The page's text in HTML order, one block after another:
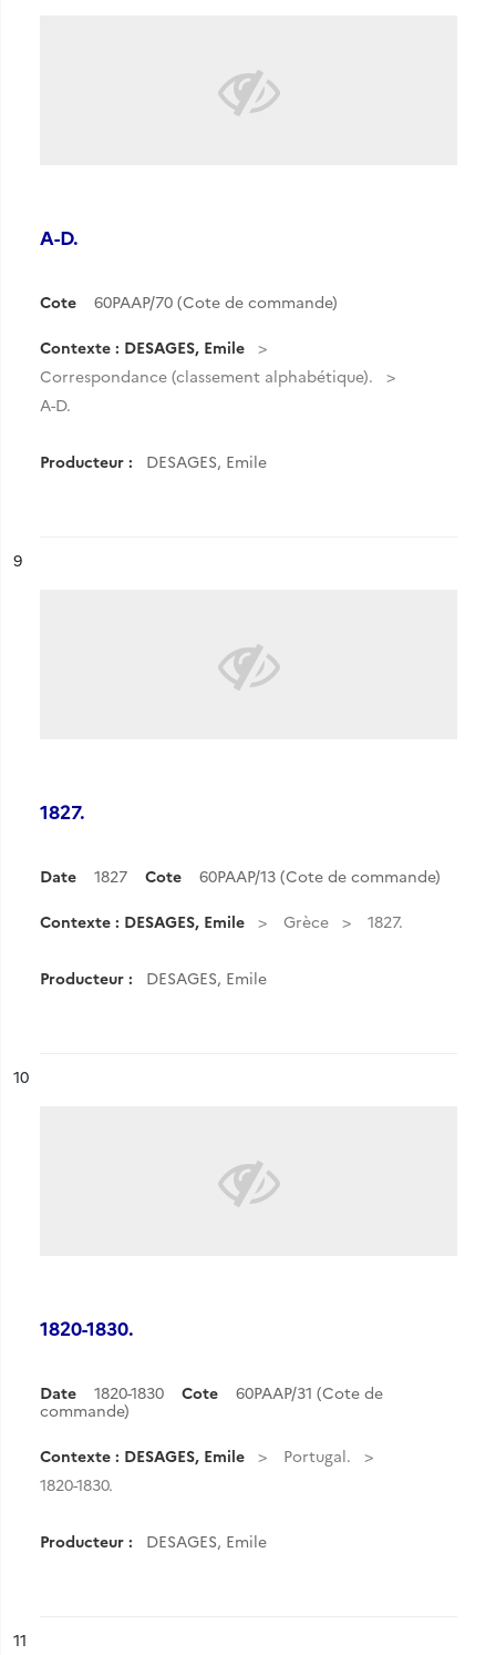
A-D.
Cote 60PAAP/70 (Cote de commande)
Contexte : DESAGES, Emile
Correspondance (classement alphabétique).
A-D.
Producteur : DESAGES, Emile
n°
9
1827.
Date 1827 Cote 60PAAP/13 (Cote de commande)
Contexte : DESAGES, Emile Grèce 1827.
Producteur : DESAGES, Emile
n°
10
1820-1830.
Date 1820-1830 Cote
60PAAP/31 (Cote de
commande)
Contexte : DESAGES, Emile
Portugal.
1820-1830.
Producteur : DESAGES, Emile
n°
11